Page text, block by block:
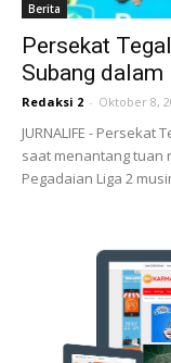
Berita
Persekat
Subang dalam
Redaksi 2 - Oktober 8,
JURNALIFE -
saat menantang tuan
Pegadaian Liga 2